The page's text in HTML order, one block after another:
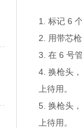
1. 标记 6
2. 用带芯
3. 在 6 号
4. 换枪头
上待用。
5. 换枪头
上待用。